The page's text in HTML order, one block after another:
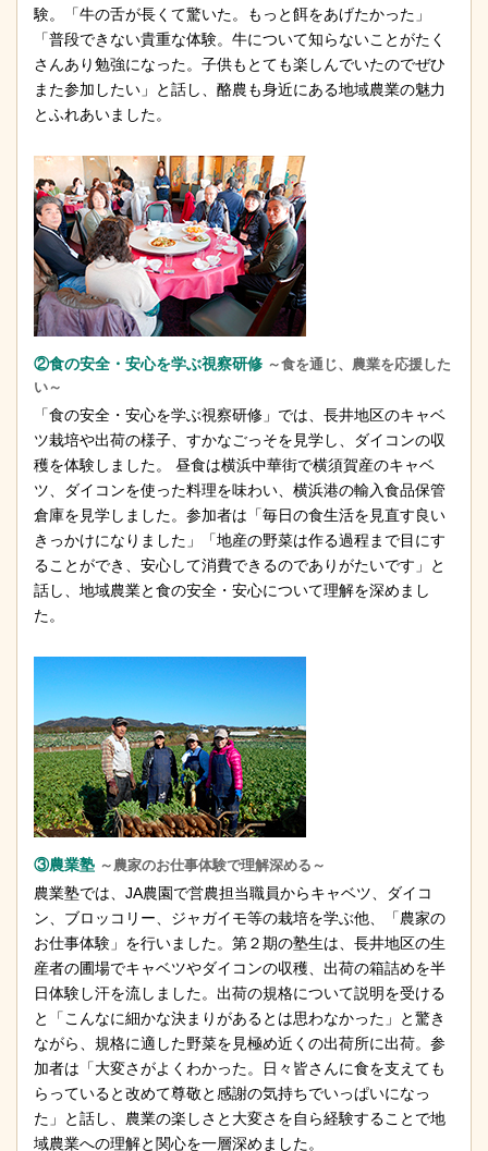
験。「牛の舌が長くて驚いた。もっと餌をあげたかった」
「普段できない貴重な体験。牛について知らないことがたく
さんあり勉強になった。子供もとても楽しんでいたのでぜひ
また参加したい」と話し、酪農も身近にある地域農業の魅力
とふれあいました。
②食の安全・安心を学ぶ視察研修 ～食を通じ、農業を応援した
い～
「食の安全・安心を学ぶ視察研修」では、長井地区のキャベ
ツ栽培や出荷の様子、すかなごっそを見学し、ダイコンの収
穫を体験しました。 昼食は横浜中華街で横須賀産のキャベ
ツ、ダイコンを使った料理を味わい、横浜港の輸入食品保管
倉庫を見学しました。参加者は「毎日の食生活を見直す良い
きっかけになりました」「地産の野菜は作る過程まで目にす
ることができ、安心して消費できるのでありがたいです」と
話し、地域農業と食の安全・安心について理解を深めまし
た。
③農業塾 ～農家のお仕事体験で理解深める～
農業塾では、JA農園で営農担当職員からキャベツ、ダイコ
ン、ブロッコリー、ジャガイモ等の栽培を学ぶ他、「農家の
お仕事体験」を行いました。第２期の塾生は、長井地区の生
産者の圃場でキャベツやダイコンの収穫、出荷の箱詰めを半
日体験し汗を流しました。出荷の規格について説明を受ける
と「こんなに細かな決まりがあるとは思わなかった」と驚き
ながら、規格に適した野菜を見極め近くの出荷所に出荷。参
加者は「大変さがよくわかった。日々皆さんに食を支えても
らっていると改めて尊敬と感謝の気持ちでいっぱいになっ
た」と話し、農業の楽しさと大変さを自ら経験することで地
域農業への理解と関心を一層深めました。